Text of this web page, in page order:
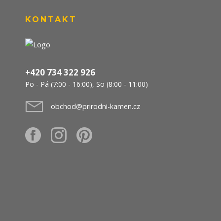
KONTAKT
+420 734 322 926
Po - Pá (7:00 - 16:00), So (8:00 - 11:00)
obchod@prirodni-kamen.cz